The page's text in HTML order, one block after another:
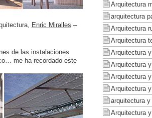
Enric Miralles –
de las instalaciones
me ha recordado este
Arquitectura
arquitectura
Arquitectura
Arquitectura
Arquitectura
Arquitectura
Arquitectura
Arquitectura
arquitectura y
Arquitectura